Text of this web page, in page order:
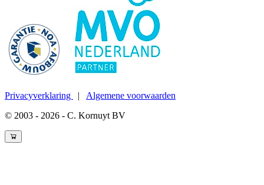
Privacyverklaring | Algemene voorwaarden
© 2003 - 2026 - C. Kornuyt BV